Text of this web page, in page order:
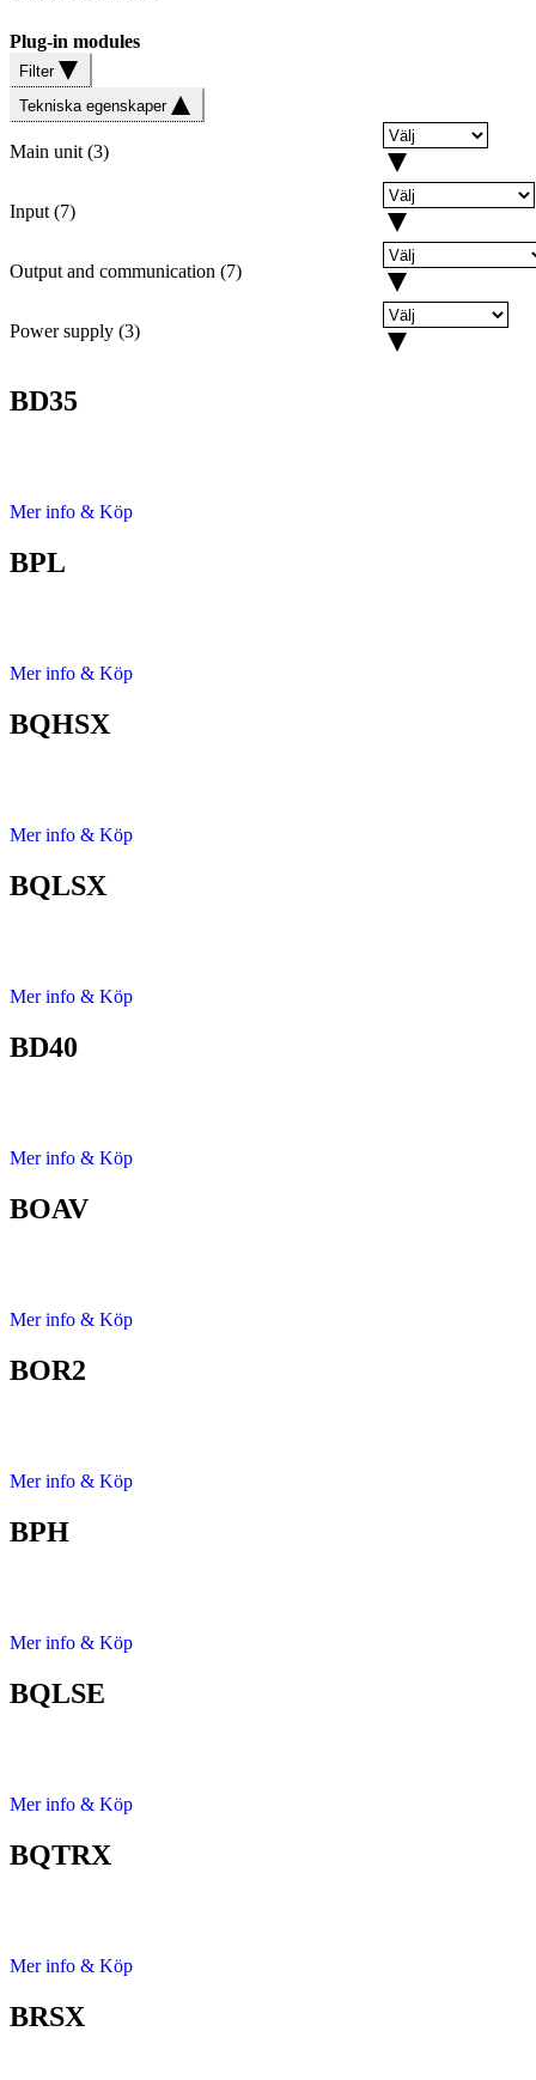
Plug-in modules
Filter
Tekniska egenskaper
Main unit(3)
Input(7)
Output and communication (7)
Power supply (3)
BD35
Mer info & Köp
BPL
Mer info & Köp
BQHSX
Mer info & Köp
BQLSX
Mer info & Köp
BD40
Mer info & Köp
BOAV
Mer info & Köp
BOR2
Mer info & Köp
BPH
Mer info & Köp
BQLSE
Mer info & Köp
BQTRX
Mer info & Köp
BRSX